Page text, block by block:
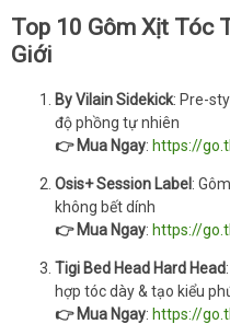
Top 10 Gôm Xịt Tóc
Giới
By Vilain Sidekick: Pre-
độ phồng tự nhiên
👉 Mua Ngay: https://
Osis+ Session Label :
không bết dính
👉 Mua Ngay: https://
Tigi Bed Head Hard Head
hợp tóc dày & tạo kiểu
👉 Mua Ngay: https://